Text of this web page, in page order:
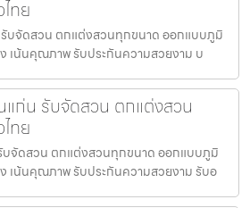
ทย
บจัดสวน ตกแต่งสวนทุกขนาด ออกแบบภูมิ
เน้นคุณภาพ รับประกันความสวยงาม บ
ก่น รับจัดสวน ตกแต่งสวน
ทย
จัดสวน ตกแต่งสวนทุกขนาด ออกแบบภูมิ
เน้นคุณภาพ รับประกันความสวยงาม รับอ